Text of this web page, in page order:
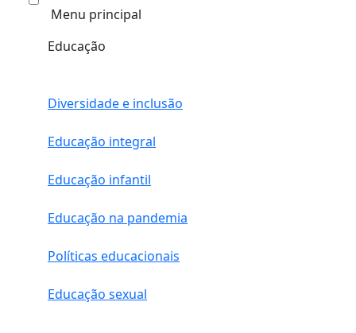
Menu principal
Educação
Diversidade e inclusão
Educação integral
Educação infantil
Educação na pandemia
Políticas educacionais
Educação sexual